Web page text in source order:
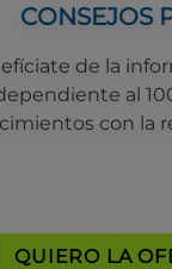
CONSEJOS
de la
al
con la
QUIERO LA